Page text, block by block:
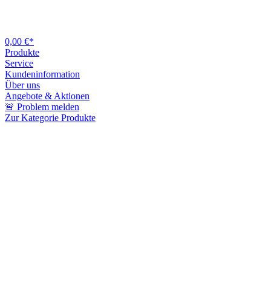
0,00 €*
Produkte
Service
Kundeninformation
Über uns
Angebote & Aktionen
🚨 Problem melden
Zur Kategorie Produkte